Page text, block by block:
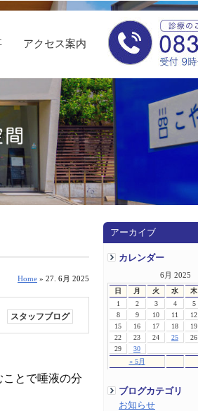
アクセス案内
アーカイブ
カレンダー
6月 2025
日 月 火 水 木
« 5月
1 2 3 4 5
8
9 10 11 12
15
16 17 18 19
22
23 24 25 26
29
30
ブログカテゴリ
お知らせ
Home » 27. 6月 2025
スタッフブログ
ことで唾液の分